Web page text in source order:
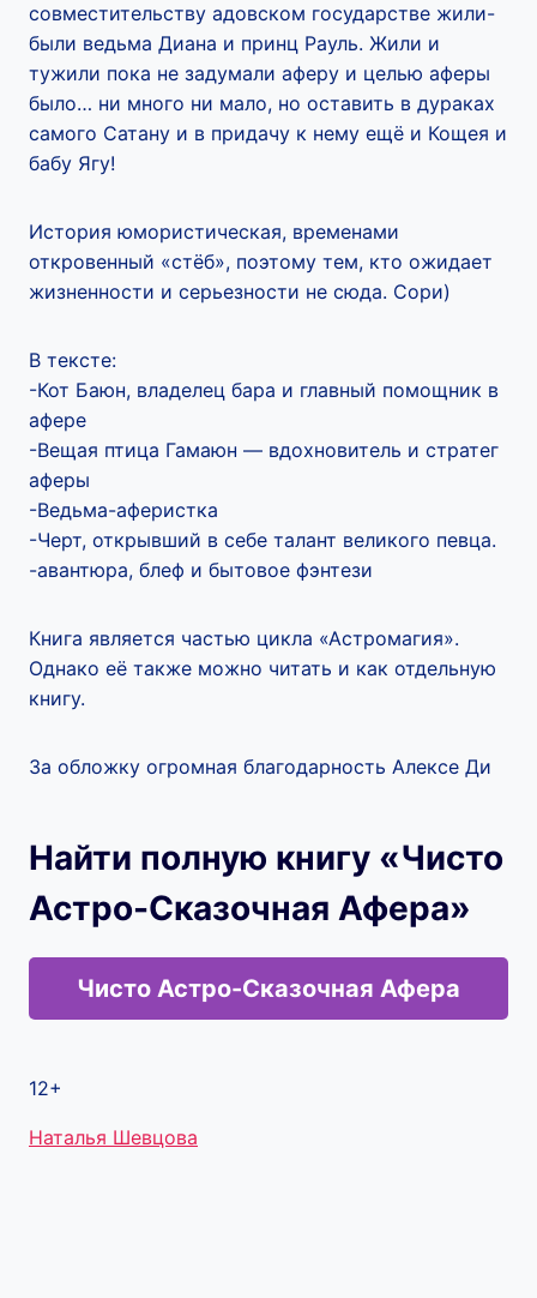
совместительству адовском государстве жили-
были ведьма Диана и принц Рауль. Жили и
тужили пока не задумали аферу и целью аферы
было… ни много ни мало, но оставить в дураках
самого Сатану и в придачу к нему ещё и Кощея и
бабу Ягу!
История юмористическая, временами
откровенный «стёб», поэтому тем, кто ожидает
жизненности и серьезности не сюда. Сори)
В тексте:
-Кот Баюн, владелец бара и главный помощник в
афере
-Вещая птица Гамаюн — вдохновитель и стратег
аферы
-Ведьма-аферистка
-Черт, открывший в себе талант великого певца.
-авантюра, блеф и бытовое фэнтези
Книга является частью цикла «Астромагия».
Однако её также можно читать и как отдельную
книгу.
За обложку огромная благодарность Алексе Ди
Найти полную книгу «Чисто
Астро-Сказочная Афера»
Чисто Астро-Сказочная Афера
12+
Метки
Наталья Шевцова